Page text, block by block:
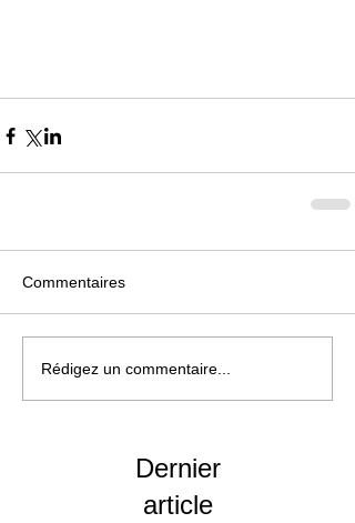
Commentaires
Rédigez un commentaire...
Dernier
article